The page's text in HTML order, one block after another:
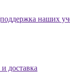
наших
доставка